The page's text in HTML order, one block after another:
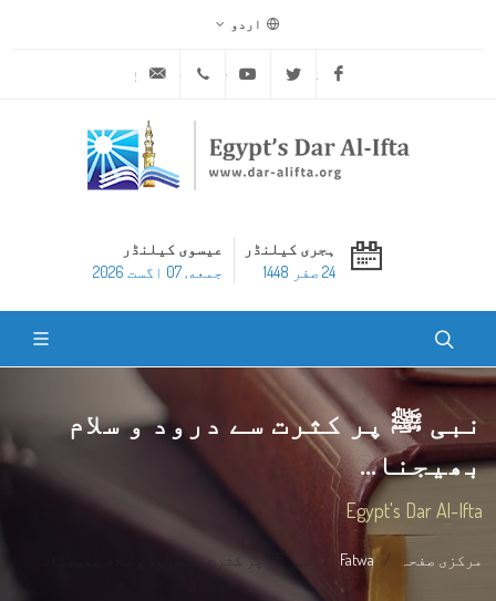
اردو
Facebook
Twitter
Youtube
ہجری کیلنڈر
24 صفر 1448
عیسوی کیلنڈر
جمعه, 07 اگست 2026
نبی ﷺ پر کثرت سے درود و سلام
بھیجنا...
Egypt's Dar Al-Ifta
مرکزی صفحہ Fatwa نبی ﷺ پر کثرت سے درود و سلام بھیجنا...